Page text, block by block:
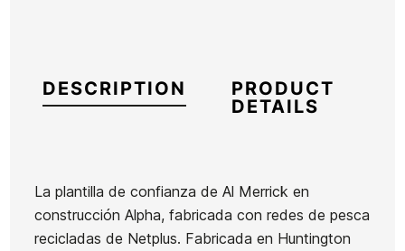
DESCRIPTION
PRODUCT
DETAILS
La plantilla de confianza de Al Merrick en
construcción Alpha, fabricada con redes de pesca
recicladas de Netplus. Fabricada en Huntington
Brand Komunity